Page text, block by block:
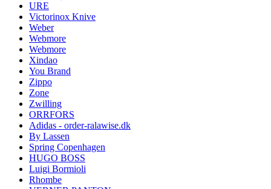
URE
Victorinox Knive
Weber
Webmore
Webmore
Xindao
You Brand
Zippo
Zone
Zwilling
ORRFORS
Adidas - order-ralawise.dk
By Lassen
Spring Copenhagen
HUGO BOSS
Luigi Bormioli
Rhombe